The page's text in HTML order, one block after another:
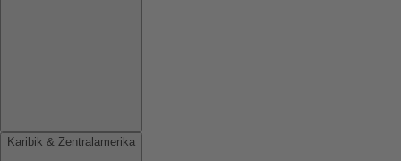
Karibik & Zentralamerika